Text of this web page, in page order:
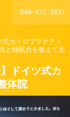
046-872-3831
カイロプラクティ
と睡眠力を整えて元
ドイツ式カ
体院